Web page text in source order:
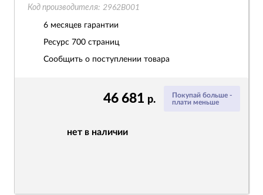
Покупай больше -
плати меньше
46 681 р.
нет в наличии
Код производителя: 2962B001
6 месяцев гарантии
Ресурс 700 страниц
Сообщить о поступлении товара